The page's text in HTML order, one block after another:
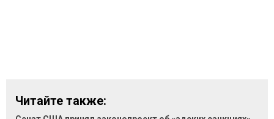
Читайте также: